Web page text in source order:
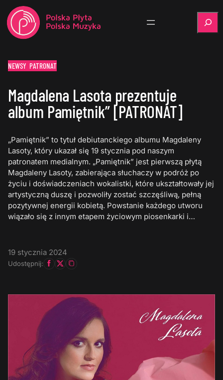
NEWSY PATRONAT
Magdalena Lasota prezentuje
album Pamiętnik” [PATRONAT]
„Pamiętnik” to tytuł debiutanckiego albumu Magdaleny
Lasoty, który ukazał się 19 stycznia pod naszym
patronatem medialnym. „Pamiętnik” jest pierwszą płytą
Magdaleny Lasoty, zabierająca słuchaczy w podróż po
życiu i doświadczeniach wokalistki, które ukształtowały jej
artystyczną duszę i pozwoliły zostać szczęśliwą, pełną
pozytywnej energii kobietą. Powstanie każdego utworu
wiązało się z innym etapem życiowym piosenkarki i…
19 stycznia 2024
Udostępnij: